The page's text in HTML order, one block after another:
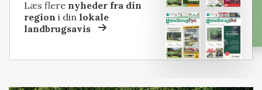
Læs flere nyheder fra din
region i dinlokale
landbrugsavis